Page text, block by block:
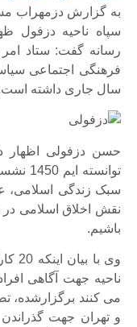
به گزارش دزمهراب
سپاه ناحیه دزفول
رسانه گفت: ستاد
فرهنگی اجتماعی
سال جاری داشته
حسن دزفولی اظهار
سبک زندگی اسلامی،
نقش اخلاق اسلامی در
باشیم.
ناحیه جهت آگاهی
و تهران جهت گذراندن